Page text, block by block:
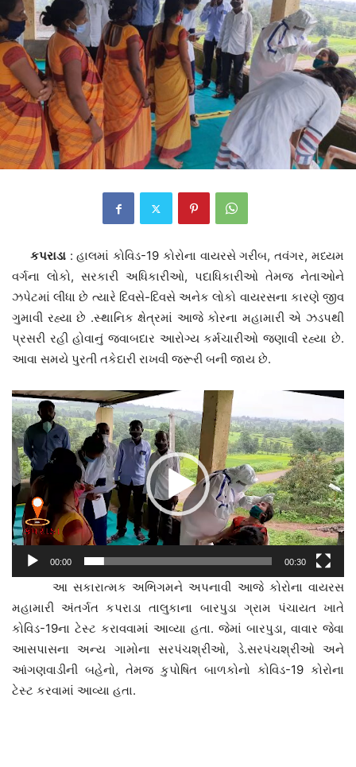
કપરાડા: હાલમાં કોવિડ-19 કોરોના વાયરસે ગરીબ, તવંગર, મધ્યમ
વર્ગના લોકો, સરકારી અધિકારીઓ, પદાધિકારીઓ તેમજ નેતાઓને
ઝપેટમાં લીધા છે ત્યારે દિવસે-દિવસે અનેક લોકો વાયરસના કારણે જીવ
ગુમાવી રહ્યા છે .સ્થાનિક ક્ષેત્રમાં આજે કોરના મહામારી એ ઝડપથી
પ્રસરી રહી હોવાનું જવાબદાર આરોગ્ય કર્મચારીઓ જણાવી રહ્યા છે.
આવા સમયે પુરતી તકેદારી રાખવી જરૂરી બની જાય છે.
વિડિયો
પ્લેયર
00:00 00:30
આ સકારાત્મક અભિગમને અપનાવી આજે કોરોના વાયરસ
મહામારી અંતર્ગત કપરાડા તાલુકાના બારપુડા ગ્રામ પંચાયત ખાતે
કોવિડ-19ના ટેસ્ટ કરાવવામાં આવ્યા હતા. જેમાં બારપુડા, વાવાર જેવા
આસપાસના અન્ય ગામોના સરપંચશ્રીઓ, ડે.સરપંચશ્રીઓ અને
આંગણવાડીની બહેનો, તેમજ કુપોષિત બાળકોનો કોવિડ-19 કોરોના
ટેસ્ટ કરવામાં આવ્યા હતા.